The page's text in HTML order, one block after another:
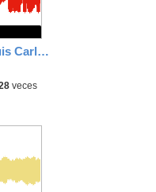
Entrevista al activista Luis Carlos Agudelo
veces